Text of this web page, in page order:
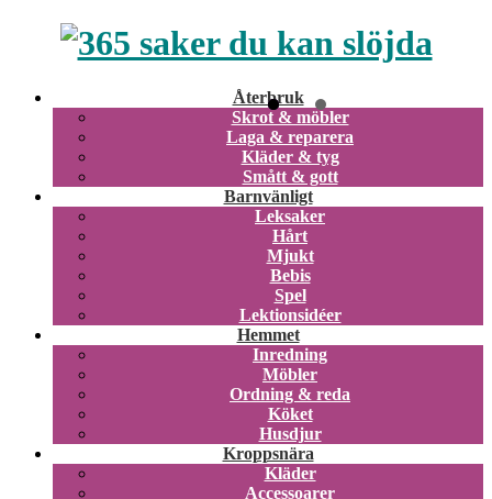
Återbruk
Skrot & möbler
Laga & reparera
Kläder & tyg
Smått & gott
Barnvänligt
Leksaker
Hårt
Mjukt
Bebis
Spel
Lektionsidéer
Hemmet
Inredning
Möbler
Ordning & reda
Köket
Husdjur
Kroppsnära
Kläder
Accessoarer